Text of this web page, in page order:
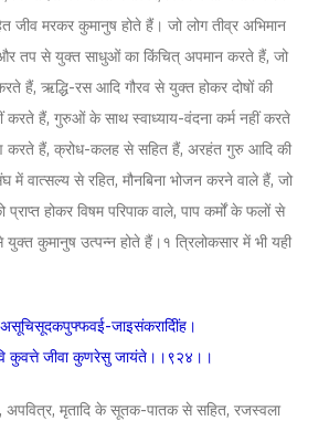
जीव मरकर कुमानुष होते हैं। जो लोग तीव्र अभिमान
और तप से युक्त साधुओं का किंचित् अपमान करते हैं, जो
हैं, ऋद्धि-रस आदि गौरव से युक्त होकर दोषों की
हैं, गुरुओं के साथ स्वाध्याय-वंदना कर्म नहीं करते
करते हैं, क्रोध-कलह से सहित हैं, अरहंत गुरु आदि की
में वात्सल्य से रहित, मौनबिना भोजन करने वाले हैं, जो
होकर विषम परिपाक वाले, पाप कर्मों के फलों से
युक्त कुमानुष उत्पन्न होते हैं।१ त्रिलोकसार में भी यही
जाइसंकरादीिंह।
कुवत्ते जीवा कुणरेसु जायंते।।९२४।।
अपवित्र, मृतादि के सूतक-पातक से सहित, रजस्वला